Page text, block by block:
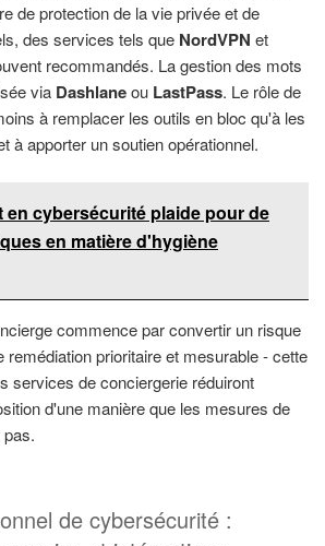
de protection de la vie privée et de
des services tels que NordVPN et
recommandés. La gestion des mots
via Dashlaneou LastPass. Le rôle de
à remplacer les outils en bloc qu'à les
à apporter un soutien opérationnel.
en cybersécurité plaide pour de
en matière d'hygiène
commence par convertir un risque
remédiation prioritaire et mesurable - cette
services de conciergerie réduiront
d'une manière que les mesures de
de cybersécurité :